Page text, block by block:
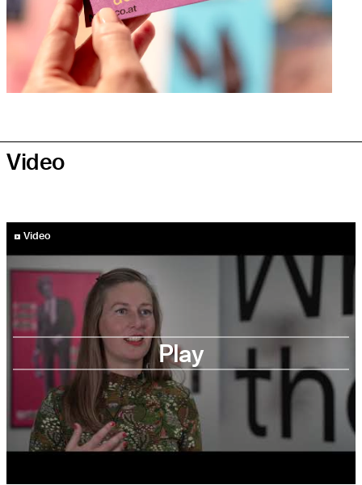
Video
YouTube-Video abspielen
Video
Play